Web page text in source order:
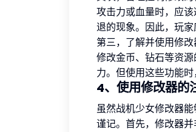
攻击力或血量时，应
退的现象。因此，玩
第三，了解并使用修
修改金币、钻石等资
力。但使用这些功能
4、使用修改器的
虽然战机少女修改器
谨记。首先，修改器